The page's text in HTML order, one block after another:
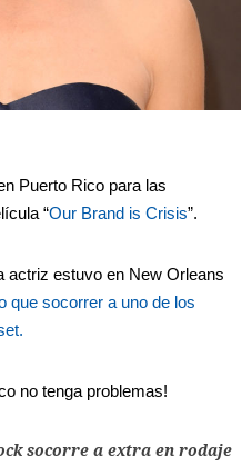
Puerto Rico para las
“Our Brand is Crisis”.
actriz estuvo en New Orleans
que socorrer a uno de los
no tenga problemas!
socorre a extra en rodaje